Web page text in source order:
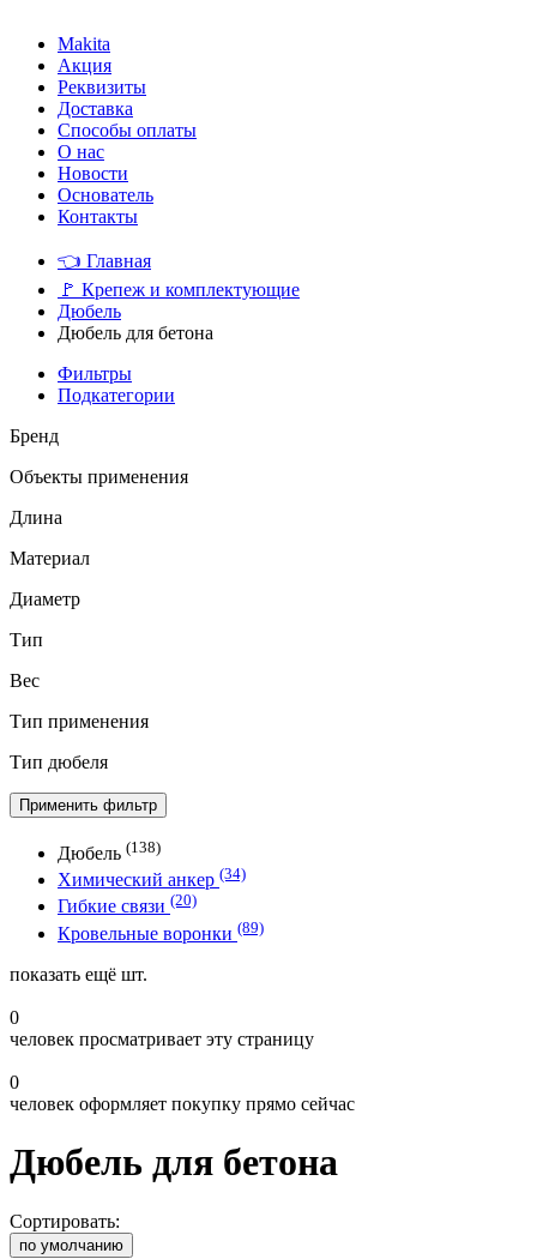
Makita
Акция
Реквизиты
Доставка
Способы оплаты
О нас
Новости
Основатель
Контакты
👈 Главная
🚩 Крепеж и комплектующие
Дюбель
Дюбель для бетона
Фильтры
Подкатегории
Бренд
Объекты применения
Длина
Материал
Диаметр
Тип
Вес
Тип применения
Тип дюбеля
Применить фильтр
Дюбель (138)
Химический анкер (34)
Гибкие связи (20)
Кровельные воронки (89)
показать ещё шт.
0
человек просматривает эту страницу
0
человек оформляет покупку прямо сейчас
Дюбель для бетона
Сортировать:
по умолчанию